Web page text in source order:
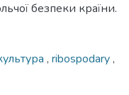
безпеки країни.
, ribospodary,